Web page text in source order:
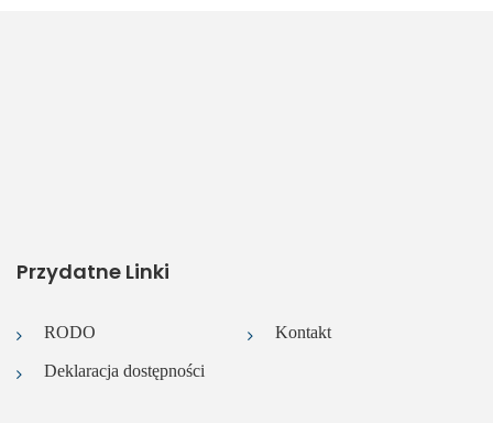
Przydatne Linki
RODO Kontakt
Deklaracja dostępności